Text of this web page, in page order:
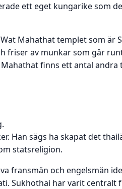
ett eget kungarike som
Mahathat templet som är
friser av munkar som går
finns ett antal andra
Han sägs ha skapat det
statsreligion.
fransmän och engelsmän
Sukhothai har varit centralt